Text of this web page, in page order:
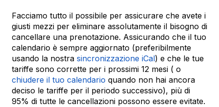
Facciamo tutto il possibile per assicurare che avete i
giusti mezzi per eliminare assolutamente il bisogno di
cancellare una prenotazione. Assicurando che il tuo
calendario è sempre aggiornato (preferibilmente
usando la nostra sincronizzazione iCal) e che le tue
tariffe sono corrette per i prossimi 12 mesi ( o
chiudere il tuo calendario quando non hai ancora
deciso le tariffe per il periodo successivo), più di
95% di tutte le cancellazioni possono essere evitate.